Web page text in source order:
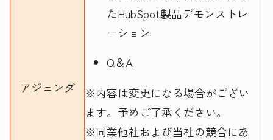
アジェンダ
たHubSpot製品デモンストレ
ーション
Q＆A
※内容は変更になる場合がござい
ます。予めご了承ください。
※同業他社および当社の競合にあ